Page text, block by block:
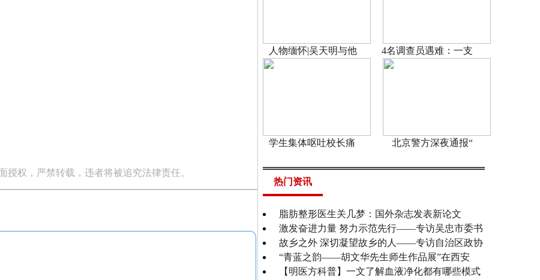
权，严禁转载，违者将被追究法律责任。
人物缅怀|吴天明与他 4名调查员遇难：一支
学生集体呕吐校长痛 北京警方深夜通报“
热门资讯
脂肪整形医生关几梦：国外杂志发表新论文
激发奋进力量 努力示范先行——专访吴忠市委书
故乡之外 深切凝望故乡的人——专访自治区政协
“青蓝之韵——胡文华先生师生作品展”在西安
【明医方科普】一文了解血液净化都有哪些模式